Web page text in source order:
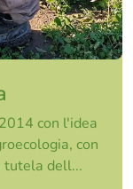
con l'idea
con
tutela dell...